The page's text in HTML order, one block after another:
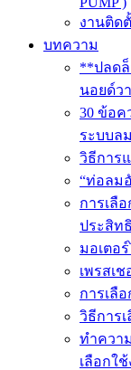
งานติด
บทความ
**ปลด
นอยด์ว
30 ข้อค
ระบบล
วิธีการ
“ท่อลม
การเลื
ประสิท
มอเตอ
เพรสเช
การเลื
วิธีการ
ทำควา
เลือกใ